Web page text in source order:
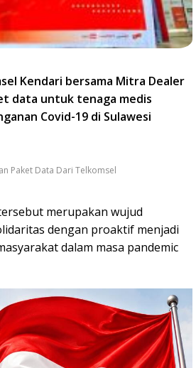
Kendari bersama Mitra Dealer
data untuk tenaga medis
Covid-19 di Sulawesi
Paket Data Dari Telkomsel
merupakan wujud
dengan proaktif menjadi
dalam masa pandemic